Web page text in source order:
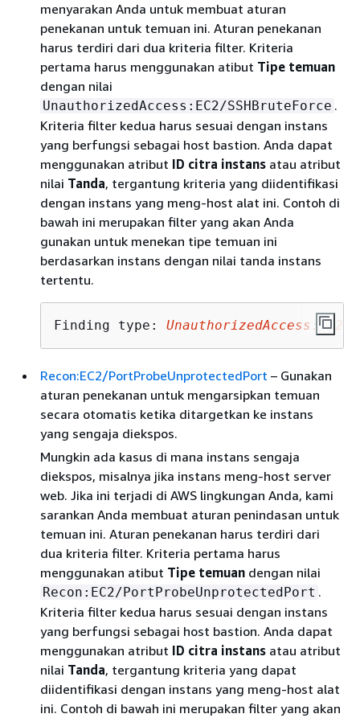
menyarakan Anda untuk membuat aturan
penekanan untuk temuan ini. Aturan penekanan
harus terdiri dari dua kriteria filter. Kriteria
pertama harus menggunakan atibut Tipe temuan
dengan nilai
UnauthorizedAccess:EC2/SSHBruteForce .
Kriteria filter kedua harus sesuai dengan instans
yang berfungsi sebagai host bastion. Anda dapat
menggunakan atribut ID citra instans atau atribut
nilai Tanda, tergantung kriteria yang diidentifikasi
dengan instans yang meng-host alat ini. Contoh di
bawah ini merupakan filter yang akan Anda
gunakan untuk menekan tipe temuan ini
berdasarkan instans dengan nilai tanda instans
tertentu.
Finding type: UnauthorizedAccess:EC2/
Recon:EC2/PortProbeUnprotectedPort – Gunakan
aturan penekanan untuk mengarsipkan temuan
secara otomatis ketika ditargetkan ke instans
yang sengaja diekspos.
Mungkin ada kasus di mana instans sengaja
diekspos, misalnya jika instans meng-host server
web. Jika ini terjadi di AWS lingkungan Anda, kami
sarankan Anda membuat aturan penindasan untuk
temuan ini. Aturan penekanan harus terdiri dari
dua kriteria filter. Kriteria pertama harus
menggunakan atibut Tipe temuan dengan nilai
Recon:EC2/PortProbeUnprotectedPort .
Kriteria filter kedua harus sesuai dengan instans
yang berfungsi sebagai host bastion. Anda dapat
menggunakan atribut ID citra instans atau atribut
nilai Tanda, tergantung kriteria yang dapat
diidentifikasi dengan instans yang meng-host alat
ini. Contoh di bawah ini merupakan filter yang akan